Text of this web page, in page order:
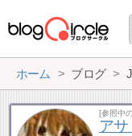
ホーム ブログ
[参照中
ア